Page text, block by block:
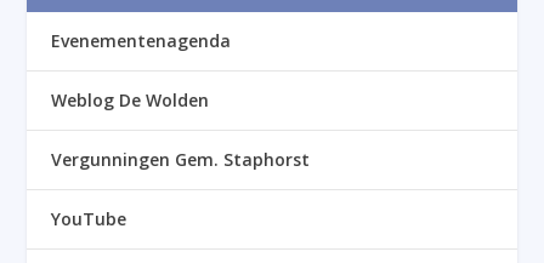
Evenementenagenda
Weblog De Wolden
Vergunningen Gem. Staphorst
YouTube